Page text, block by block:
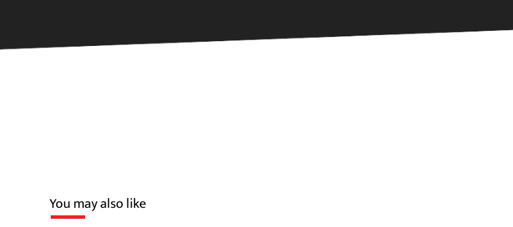
You may also like